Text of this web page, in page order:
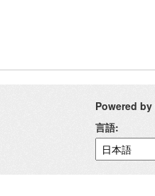
Powered by
言語